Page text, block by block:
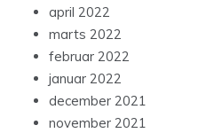
april 2022
marts 2022
februar 2022
januar 2022
december 2021
november 2021